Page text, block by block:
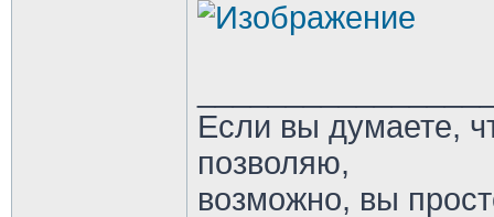
Если вы думаете,
позволяю,
возможно, вы